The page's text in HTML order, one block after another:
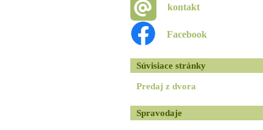
kontakt
Facebook
Súvisiace stránky
Predaj z dvora
Spravodaje